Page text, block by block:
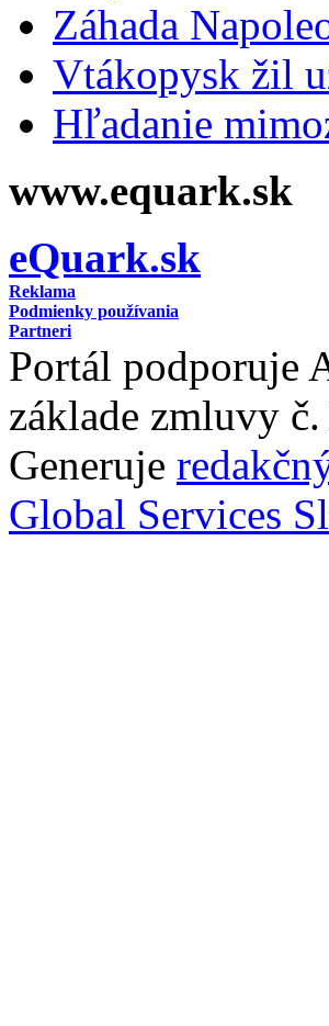
Záhada
Vtákopysk žil
Hľadanie
www.equark.sk
eQuark.sk
Reklama
Podmienky používania
Partneri
Portál podporuje
základe zmluvy
Generuje
Global Services